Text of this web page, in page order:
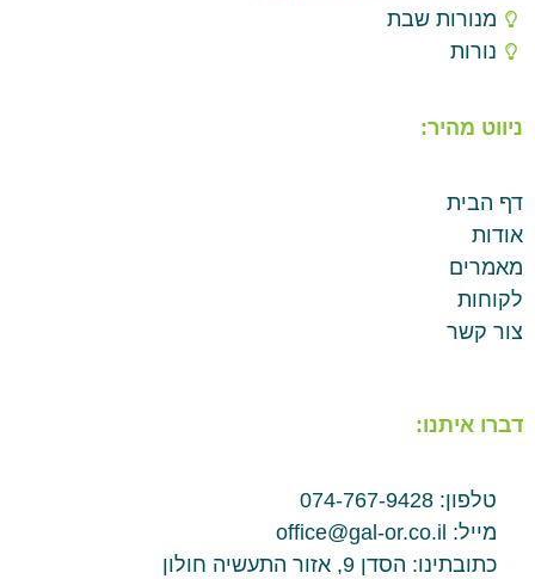
מנורות שבת
נורות
ניווט מהיר:
דף הבית
אודות
מאמרים
לקוחות
צור קשר
דברו איתנו:
טלפון: 074-767-9428
מייל: office@gal-or.co.il
כתובתינו: הסדן 9, אזור התעשיה חולון